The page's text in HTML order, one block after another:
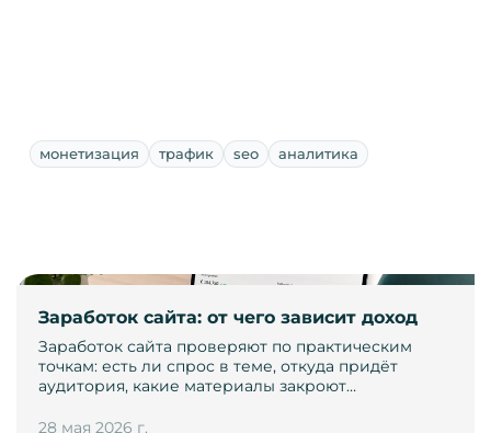
монетизация трафик seo аналитика
Заработок сайта: от чего зависит доход
Заработок сайта проверяют по практическим
точкам: есть ли спрос в теме, откуда придёт
аудитория, какие материалы закроют…
28 мая 2026 г.